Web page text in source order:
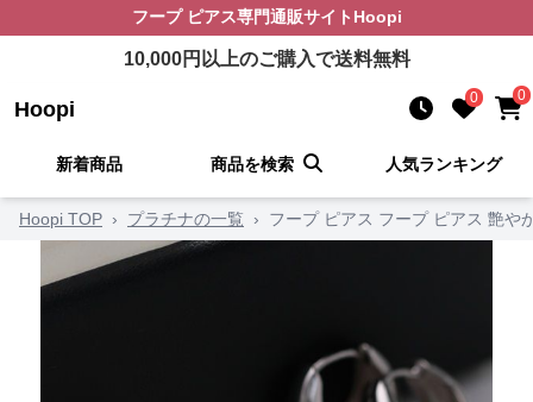
フープ ピアス専門通販サイト Hoopi
10,000円以上のご購入で送料無料
Hoopi 0 0
新着商品 商品を検索 人気ランキング
Hoopi TOP › プラチナの一覧 › フープ ピアス フープ ピアス 艶や